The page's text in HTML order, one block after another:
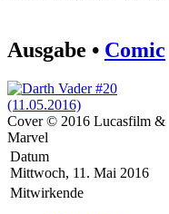
Ausgabe • Comic
Cover © 2016 Lucasfilm &
Marvel
Datum
Mittwoch, 11. Mai 2016
Mitwirkende